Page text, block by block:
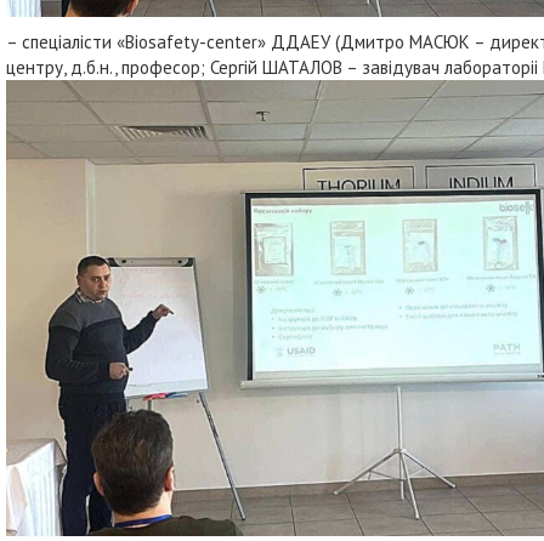
– спеціалісти «Biosafety-center» ДДАЕУ (Дмитро МАСЮК –
центру, д.б.н., професор; Сергій ШАТАЛОВ – завідувач